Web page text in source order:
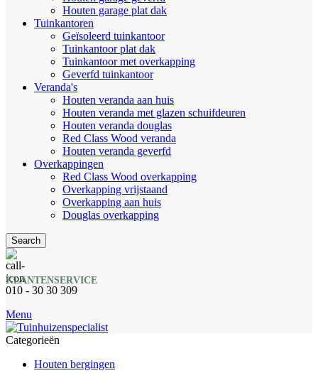
Houten garage plat dak
Tuinkantoren
Geïsoleerd tuinkantoor
Tuinkantoor plat dak
Tuinkantoor met overkapping
Geverfd tuinkantoor
Veranda's
Houten veranda aan huis
Houten veranda met glazen schuifdeuren
Houten veranda douglas
Red Class Wood veranda
Houten veranda geverfd
Overkappingen
Red Class Wood overkapping
Overkapping vrijstaand
Overkapping aan huis
Douglas overkapping
Search
KLANTENSERVICE
010 - 30 30 309
Menu
Categorieën
Houten bergingen